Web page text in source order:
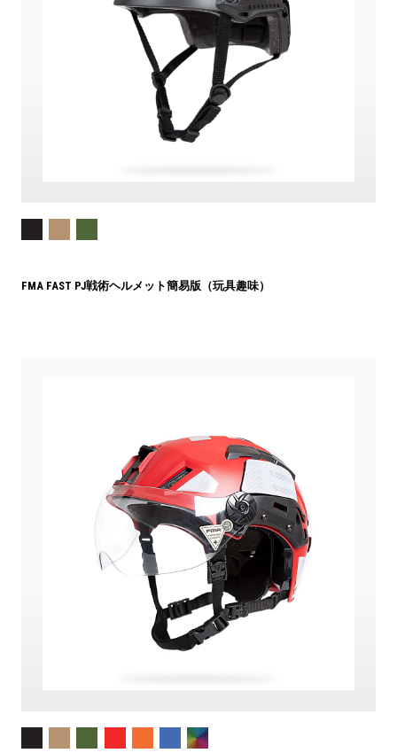
FMA FAST PJ戦術ヘルメット簡易版（玩具趣味）